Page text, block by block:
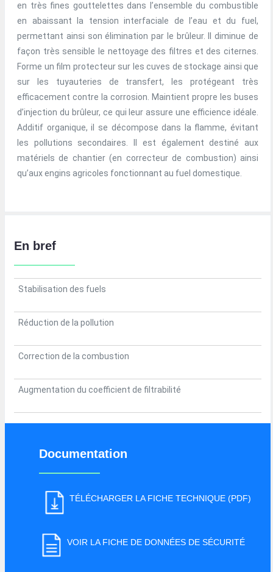
en très fines gouttelettes dans l’ensemble du combustible
en abaissant la tension interfaciale de l’eau et du fuel,
permettant ainsi son élimination par le brûleur. Il diminue de
façon très sensible le nettoyage des filtres et des citernes.
Forme un film protecteur sur les cuves de stockage ainsi que
sur les tuyauteries de transfert, les protégeant très
efficacement contre la corrosion. Maintient propre les buses
d’injection du brûleur, ce qui leur assure une efficience idéale.
Additif organique, il se décompose dans la flamme, évitant
les pollutions secondaires. Il est également destiné aux
matériels de chantier (en correcteur de combustion) ainsi
qu’aux engins agricoles fonctionnant au fuel domestique.
En bref
Stabilisation des fuels
Réduction de la pollution
Correction de la combustion
Augmentation du coefficient de filtrabilité
Documentation
TÉLÉCHARGER LA FICHE TECHNIQUE (PDF)
VOIR LA FICHE DE DONNÉES DE SÉCURITÉ